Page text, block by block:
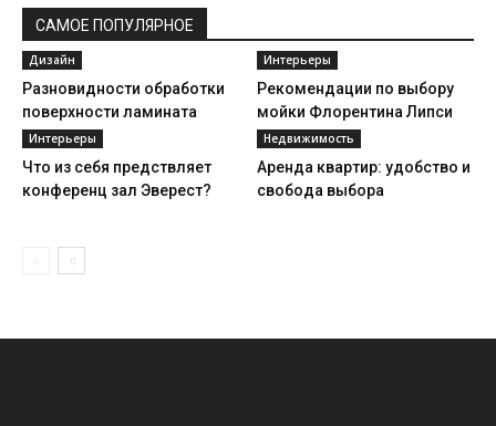
САМОЕ ПОПУЛЯРНОЕ
Дизайн
Разновидности обработки
поверхности ламината
Интерьеры
Рекомендации по выбору
мойки Флорентина Липси
Интерьеры
Что из себя предствляет
конференц зал Эверест?
Недвижимость
Аренда квартир: удобство и
свобода выбора